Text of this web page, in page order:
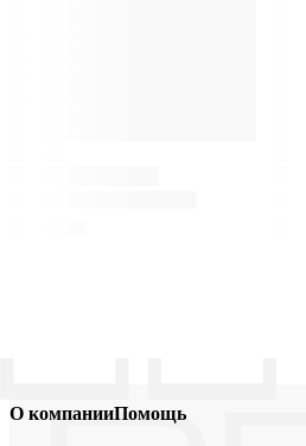
О компанииПомощь